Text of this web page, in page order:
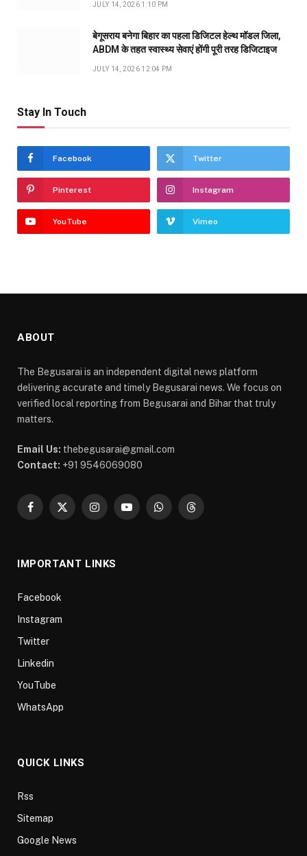
JULY 14, 2026 1:10 PM
बेगूसराय बनेगा बिहार का पहला डिजिटल हेल्थ मॉडल जिला,
ABDM के तहत स्वास्थ्य सेवाएं होंगी पूरी तरह डिजिटाइज
JULY 14, 2026 12:04 PM
Stay In Touch
Facebook Twitter
Pinterest Instagram
YouTube Vimeo
ABOUT
The Begusarai is an independent digital news platform
delivering accurate and timely Begusarai news. We focus on
verified local reporting from Begusarai and Bihar that truly
matters.
Email Us: thebegusarai@gmail.com
Contact: +91 9546069080
Facebook
X
InstagramYouTubeWhatsAppThreads
IMPORTANT LINKS
Facebook
Instagram
Twitter
Linkedin
YouTube
WhatsApp
QUICK LINKS
Rss
Sitemap
Google News